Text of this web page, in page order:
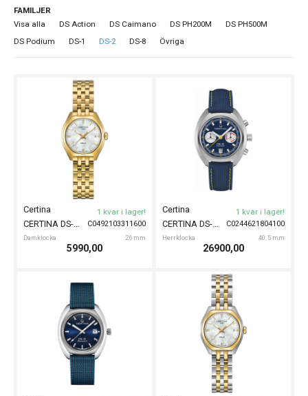
FAMILJER
Visa alla
DS Action DS Caimano DS PH200M
DS PH500M
DS Podium
DS-1 DS-2 DS-8 Övriga
C0492103311600
Certina
Damklocka 26 mm
CERTINA DS-2 Lady 28mm
1 kvar i lager!
5990,00
C0244621804100
Certina
Herrklocka 40.5 mm
CERTINA DS-2 Chronograph Automatic 43mm
1 kvar i lager!
26900,00